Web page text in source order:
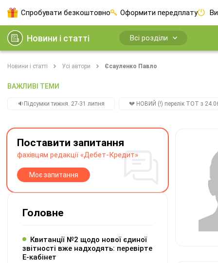
Спробувати безкоштовно Оформити передплату
Новини і статті Всі розділи
Новини і статті Усі автори Єсауленко Павло
ВАЖЛИВІ ТЕМИ
🔉Підсумки тижня. 27-31 липня 💔 НОВИЙ (!) перелік ТОТ з
Поставити запитання
фахівцям редакції «Дебет-Кредит»
Моє запитання
Головне
Квитанції №2 щодо нової єдиної
звітності вже надходять: перевірте
Е-кабінет